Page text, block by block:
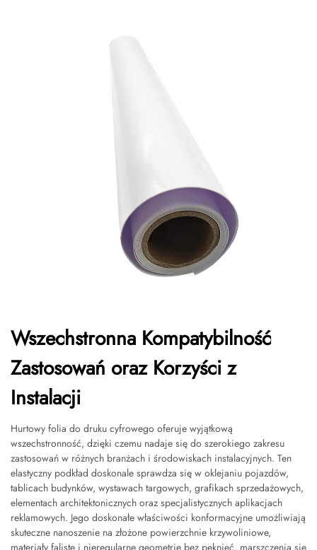
Wszechstronna Kompatybilność
Zastosowań oraz Korzyści z
Instalacji
Hurtowy folia do druku cyfrowego oferuje wyjątkową
wszechstronność, dzięki czemu nadaje się do szerokiego zakresu
zastosowań w różnych branżach i środowiskach instalacyjnych. Ten
elastyczny podkład doskonale sprawdza się w oklejaniu pojazdów,
tablicach budynków, wystawach targowych, grafikach sprzedażowych,
elementach architektonicznych oraz specjalistycznych aplikacjach
reklamowych. Jego doskonałe właściwości konformacyjne umożliwiają
skuteczne nanoszenie na złożone powierzchnie krzywoliniowe,
materiały faliste i nieregularne geometrie bez pęknięć, marszczenia się